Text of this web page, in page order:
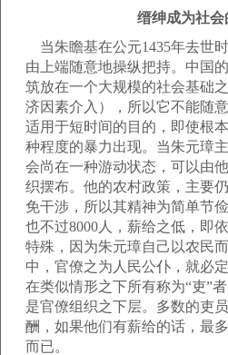
缙绅成为社会
当朱瞻基在公元1435年去世
由上端随意地操纵把持。中国
筑放在一个大规模的社会基础
济因素介入），所以它不能随
适用于短时间的目的，即使根
种程度的暴力出现。当朱元璋
会尚在一种游动状态，可以由
织摆布。他的农村政策，主要
免干涉，所以其精神为简单节
也不过8000人，薪给之低，即
特殊，因为朱元璋自己以农民
中，官僚之为人民公仆，就必
在类似情形之下所有称为“吏”
是官僚组织之下层。多数的吏
酬，如果他们有薪给的话，最
而已。